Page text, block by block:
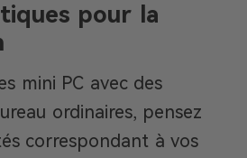
pour la
mini PC avec des
ordinaires, pensez
correspondant à vos